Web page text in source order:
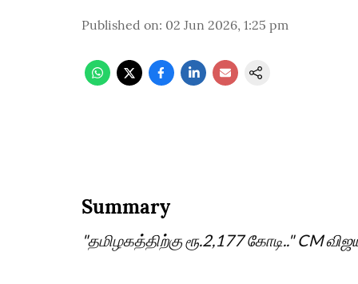
Published on: 02 Jun 2026, 1:25 pm
Summary
"தமிழகத்திற்கு ரூ.2,177 கோடி.." CM